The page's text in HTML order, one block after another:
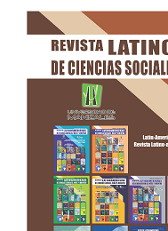
Barra
lateral
artículo